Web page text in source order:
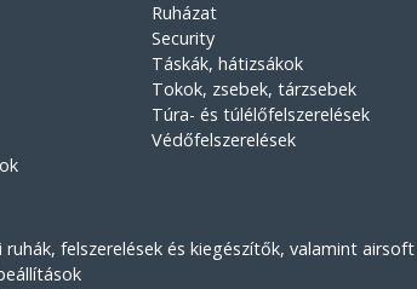
Ruházat
Security
Táskák, hátizsákok
Tokok, zsebek, tárzsebek
Túra- és túlélőfelszerelések
Védőfelszerelések
felszerelések és kiegészítők, valamint